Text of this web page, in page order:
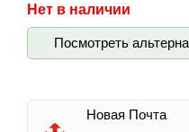
Нет в наличии
Посмотреть
Новая Почта